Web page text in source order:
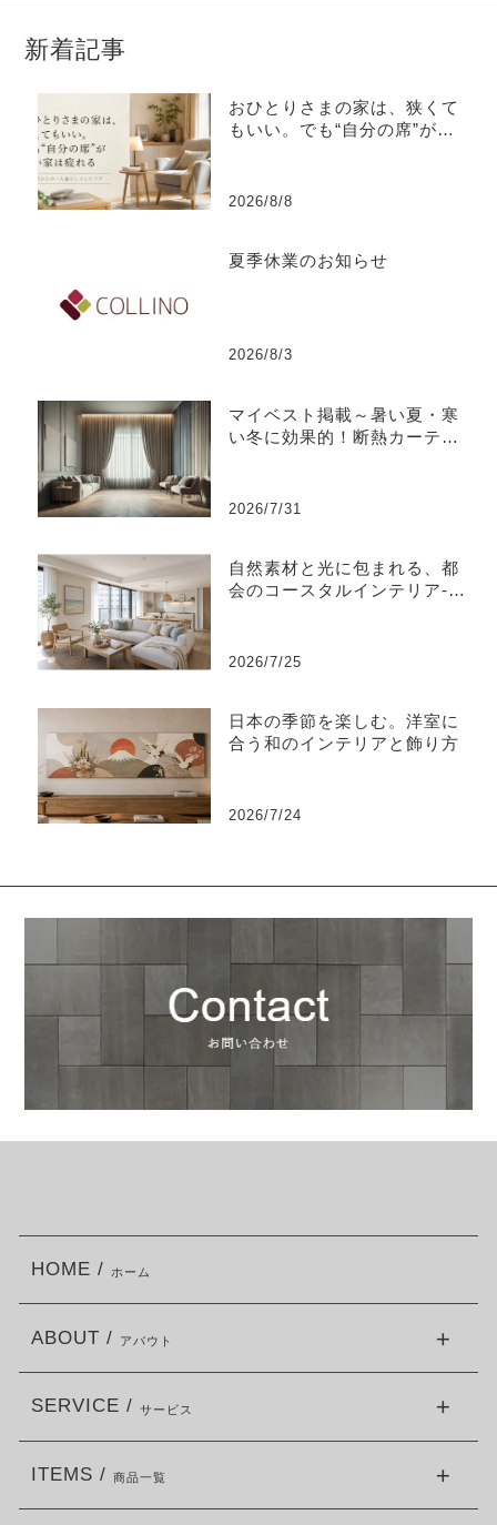
新着記事
おひとりさまの家は、狭くて
もいい。でも“自分の席”がな
2026/8/8
夏季休業のお知らせ
2026/8/3
マイベスト掲載～暑い夏・寒
い冬に効果的！断熱カーテン
2026/7/31
自然素材と光に包まれる、都
会のコースタルインテリア-江
2026/7/25
日本の季節を楽しむ。洋室に
合う和のインテリアと飾り方
2026/7/24
HOME / ホーム
ABOUT / アバウト
SERVICE / サービス
ITEMS / 商品一覧